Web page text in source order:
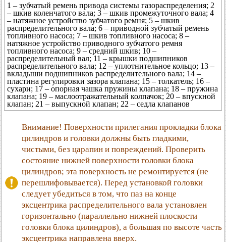
1 – зубчатый ремень привода системы газораспределения; 2
– шкив коленчатого вала; 3 – шкив промежуточного вала; 4
– натяжное устройство зубчатого ремня; 5 – шкив
распределительного вала; 6 – приводной зубчатый ремень
топливного насоса; 7 – шкив топливного насоса; 8 –
натяжное устройство приводного зубчатого ремня
топливного насоса; 9 – средний шкив; 10 –
распределительный вал; 11 – крышки подшипников
распределительного вала; 12 – уплотнительное кольцо; 13 –
вкладыши подшипников распределительного вала; 14 –
пластина регулировки зазора клапана; 15 – толкатель; 16 –
сухари; 17 – опорная чашка пружины клапана; 18 – пружина
клапана; 19 – маслоотражательный колпачок; 20 – впускной
клапан; 21 – выпускной клапан; 22 – седла клапанов
Внимание! Поверхности прилегания прокладки блока
цилиндров и головки должны быть гладкими,
чистыми, без царапин и повреждений. Проверить
состояние нижней поверхности головки блока
цилиндров; эта поверхность не ремонтируется (не
перешлифовывается). Перед установкой головки
следует убедиться в том, что паз на конце
эксцентрика распределительного вала установлен
горизонтально (параллельно нижней плоскости
головки блока цилиндров), а большая по высоте часть
эксцентрика направлена вверх.